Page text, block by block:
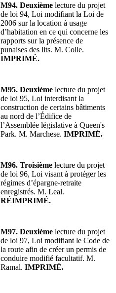
M94. Deuxième lecture du projet
de loi 94, Loi modifiant la Loi de
2006 sur la location à usage
d’habitation en ce qui concerne les
rapports sur la présence de
punaises des lits. M. Colle.
IMPRIMÉ.
M95. Deuxième lecture du projet
de loi 95, Loi interdisant la
construction de certains bâtiments
au nord de l’Édifice de
l’Assemblée législative à Queen's
Park. M. Marchese. IMPRIMÉ.
M96. Troisième lecture du projet
de loi 96, Loi visant à protéger les
régimes d’épargne-retraite
enregistrés. M. Leal.
RÉIMPRIMÉ.
M97. Deuxième lecture du projet
de loi 97, Loi modifiant le Code de
la route afin de créer un permis de
conduire modifié facultatif. M.
Ramal. IMPRIMÉ.